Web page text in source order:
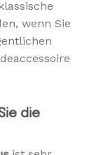
wenn Sie
die